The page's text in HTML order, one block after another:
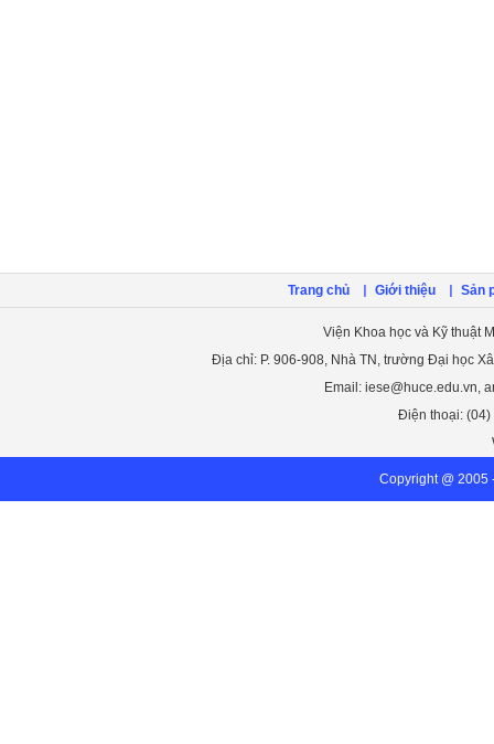
Trang chủ Giới thiệu Sản
Viện Khoa học và Kỹ thuật
Địa chỉ: P. 906-908, Nhà TN, trường Đại học
Email: iese@huce.edu.vn,
Điện thoại: (04)
Copyright @ 2005